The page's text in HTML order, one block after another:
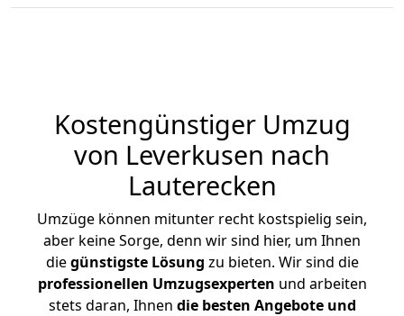
Kostengünstiger Umzug
von Leverkusen nach
Lauterecken
Umzüge können mitunter recht kostspielig sein,
aber keine Sorge, denn wir sind hier, um Ihnen
diegünstigste Lösung zu bieten. Wir sind die
professionellen Umzugsexperten und arbeiten
stets daran, Ihnen die besten Angebote und